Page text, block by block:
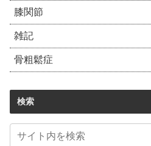
膝関節
雑記
骨粗鬆症
検索